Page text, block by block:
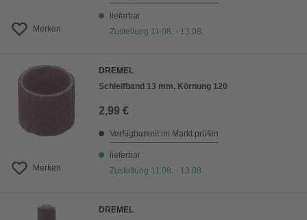
Merken
lieferbar
Zustellung 11.08. - 13.08.
Merken
DREMEL
Schleifband 13 mm, Körnung 120
2,99 €
Verfügbarkeit im Markt prüfen
lieferbar
Zustellung 11.08. - 13.08.
DREMEL